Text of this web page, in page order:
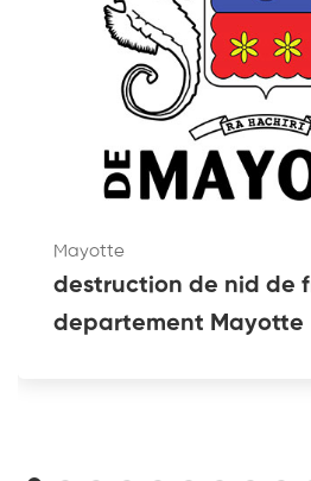
Mayotte
destruction de nid de
departement Mayotte